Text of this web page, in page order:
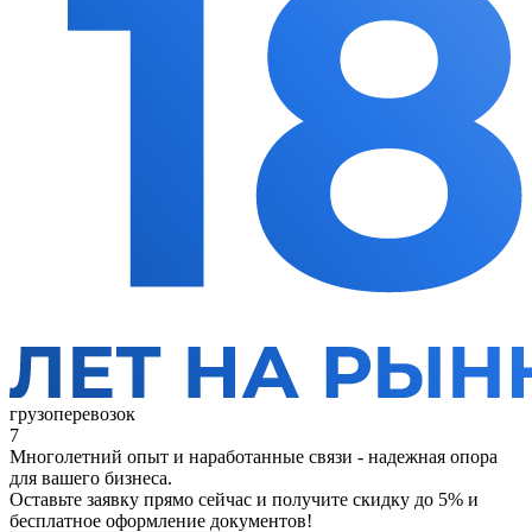
грузоперевозок
7
Многолетний опыт и наработанные связи - надежная опора
для вашего бизнеса.
Оставьте заявку прямо сейчас и получите скидку до 5% и
бесплатное оформление документов!